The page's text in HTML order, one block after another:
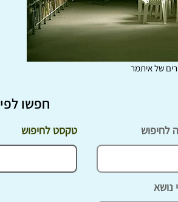
של איתמר
חפשו לפי
טקסט לחיפוש לחיפוש
נושא